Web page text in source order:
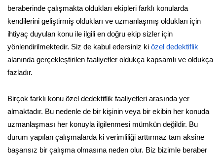
beraberinde çalışmakta oldukları ekipleri farklı konularda
kendilerini geliştirmiş oldukları ve uzmanlaşmış oldukları için
ihtiyaç duyulan konu ile ilgili en doğru ekip sizler için
yönlendirilmektedir. Siz de kabul edersiniz ki özel dedektiflik
alanında gerçekleştirilen faaliyetler oldukça kapsamlı ve oldukça
fazladır.
Birçok farklı konu özel dedektiflik faaliyetleri arasında yer
almaktadır. Bu nedenle de bir kişinin veya bir ekibin her konuda
uzmanlaşması her konuyla ilgilenmesi mümkün değildir. Bu
durum yapılan çalışmalarda ki verimliliği arttırmaz tam aksine
başarısız bir çalışma olmasına neden olur. Biz bizimle beraber